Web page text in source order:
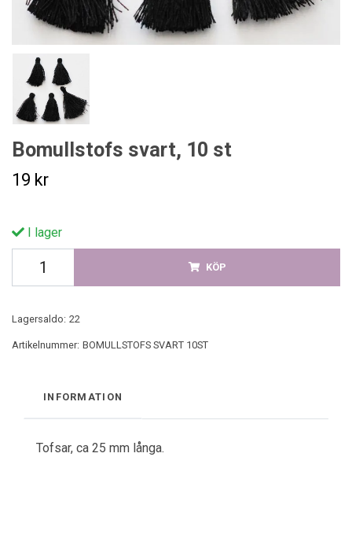
Bomullstofs svart, 10 st
19 kr
I lager
KÖP
Lagersaldo: 22
Artikelnummer: BOMULLSTOFS SVART 10ST
INFORMATION
Tofsar, ca 25 mm långa.